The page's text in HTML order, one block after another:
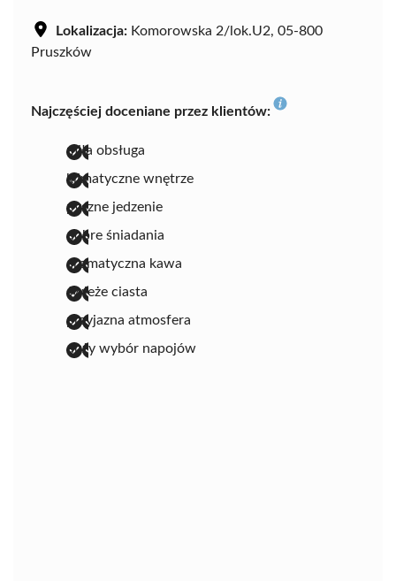
Lokalizacja: Komorowska 2/lok.U2, 05-800
Pruszków
Najczęściej doceniane przez klientów:
miła obsługa
klimatyczne wnętrze
pyszne jedzenie
dobre śniadania
aromatyczna kawa
świeże ciasta
przyjazna atmosfera
duży wybór napojów